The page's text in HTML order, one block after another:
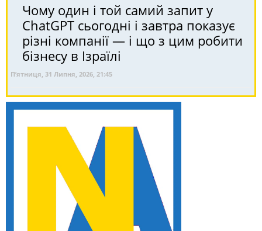
Чому один і той самий запит у
ChatGPT сьогодні і завтра показує
різні компанії — і що з цим робити
бізнесу в Ізраїлі
П’ятниця, 31 Липня, 2026, 21:45